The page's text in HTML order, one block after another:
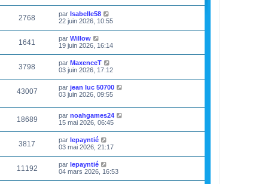
2768 par Isabelle58
22 juin 2026, 10:55
1641 par Willow
19 juin 2026, 16:14
3798 par MaxenceT
03 juin 2026, 17:12
43007 par jean luc 50700
03 juin 2026, 09:55
18689 par noahgames24
15 mai 2026, 06:45
3817 par lepayntié
03 mai 2026, 21:17
11192 par lepayntié
04 mars 2026, 16:53